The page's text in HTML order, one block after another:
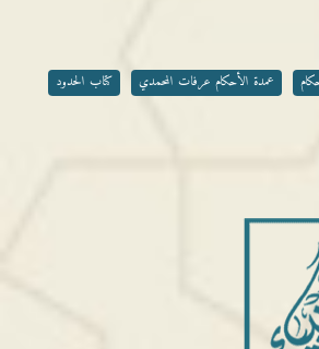
عمدة الأحكام عرفات المحمدي كتاب الحدود